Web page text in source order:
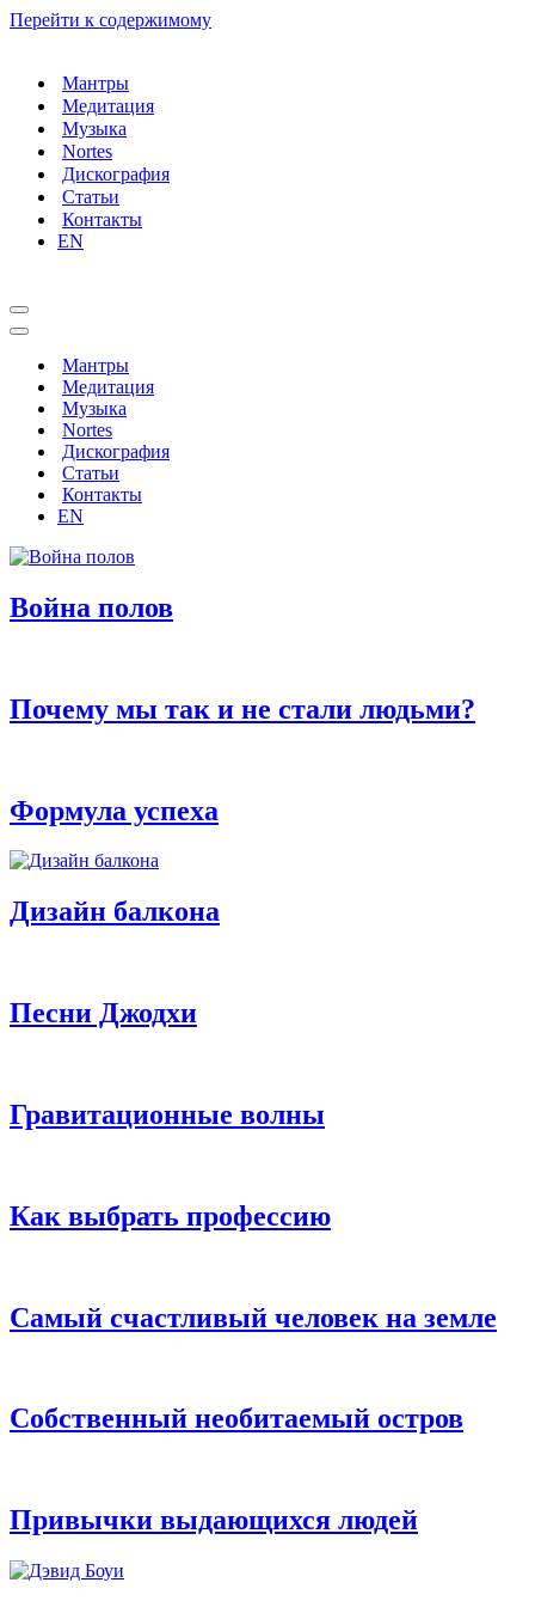
Перейти к содержимому
Мантры
Медитация
Музыка
Nortes
Дискография
Статьи
Контакты
EN
Меню
навигации
Меню
навигацииМантры
Медитация
Музыка
Nortes
Дискография
Статьи
Контакты
EN
Война полов
Почему мы так и не стали людьми?
Формула успеха
Дизайн балкона
Песни Джодхи
Гравитационные волны
Как выбрать профессию
Самый счастливый человек на земле
Собственный необитаемый остров
Привычки выдающихся людей